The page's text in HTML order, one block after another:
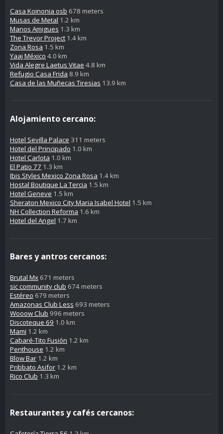
Casa Koinonia osb 678 meters
Musas de Metal 1.2 km
Manos Amigues 1.3 km
The Trevor Project 1.4 km
Zona Rosa 1.5 km
Yaaj México 4.0 km
Vida Alegre Laetus Vitae 4.8 km
Refugio Casa Frida 8.9 km
Casa de las Muñecas Tiresias 13.9 km
Alojamiento cercano:
Hotel Sevilla Palace 311 meters
Hotel del Principado 1.0 km
Hotel Carlota 1.0 km
El Patio 77 1.3 km
Ibis Styles Mexico Zona Rosa 1.4 km
Hostal Boutique La Tercia 1.5 km
Hotel Geneve 1.5 km
Sheraton Mexico City Maria Isabel Hotel 1.5 km
NH Collection Reforma 1.6 km
Hotel del Angel 1.7 km
Bares y antros cercanos:
Brutal Mx 671 meters
sic community club 674 meters
Estéreo 679 meters
Amazonas Club Less 693 meters
Wooow Club 996 meters
Discoteque 69 1.0 km
Mami 1.2 km
Cabaré-Tito Fusión 1.2 km
Penthouse 1.2 km
Blow Bar 1.2 km
Pribbato Asifor 1.2 km
Rico Club 1.3 km
Restaurantes y cafés cercanos: